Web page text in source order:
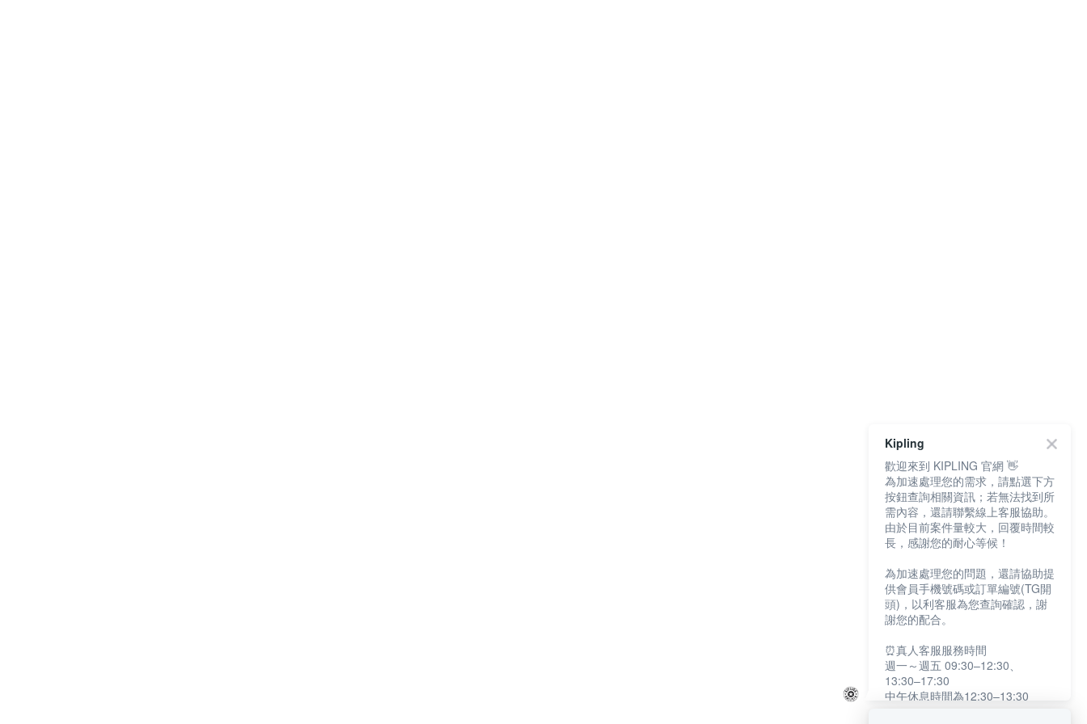
Kipling
歡迎來到 KIPLING 官網 👋
為加速處理您的需求，請點選下方
按鈕查詢相關資訊；若無法找到所
需內容，還請聯繫線上客服協助。
由於目前案件量較大，回覆時間較
長，感謝您的耐心等候！
為加速處理您的問題，還請協助提
供會員手機號碼或訂單編號(TG開
頭)，以利客服為您查詢確認，謝
謝您的配合。
⏰真人客服服務時間
週一～週五 09:30–12:30、
13:30–17:30
中午休息時間為12:30–13:30